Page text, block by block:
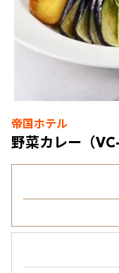
帝国ホテル
野菜カレー（